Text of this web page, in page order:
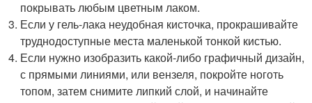
покрывать любым цветным лаком.
Если у гель-лака неудобная кисточка, прокрашивайте
труднодоступные места маленькой тонкой кистью.
Если нужно изобразить какой-либо графичный дизайн,
с прямыми линиями, или вензеля, покройте ноготь
топом, затем снимите липкий слой, и начинайте